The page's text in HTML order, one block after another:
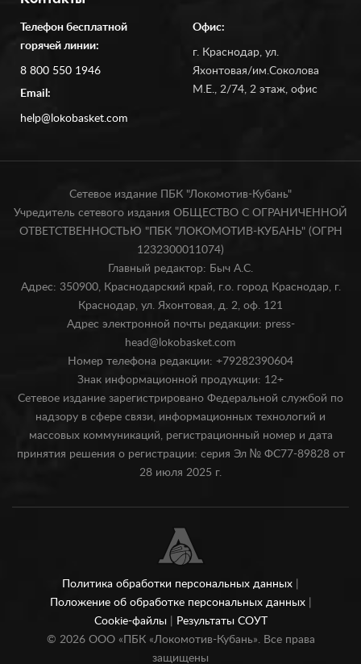
Телефон бесплатной
горячей линии:
8 800 550 1946
Email:
help@lokobasket.com
Офис:
г. Краснодар, ул.
Яхонтовая/им.Соколова
М.Е., 2/74, 2 этаж, офис
Сетевое издание ПБК "Локомотив-Кубань"
Учредитель сетевого издания ОБЩЕСТВО С ОГРАНИЧЕННОЙ
ОТВЕТСТВЕННОСТЬЮ "ПБК "ЛОКОМОТИВ-КУБАНЬ" (ОГРН
1232300011074)
Главный редактор: Быч А.С.
Адрес: 350900, Краснодарский край, г.о. город Краснодар, г.
Краснодар, ул. Яхонтовая, д. 2, оф. 121
Адрес электронной почты редакции: press-
head@lokobasket.com
Номер телефона редакции: +79282390604
Знак информационной продукции: 12+
Сетевое издание зарегистрировано Федеральной службой по
надзору в сфере связи, информационных технологий и
массовых коммуникаций, регистрационный номер и дата
принятия решения о регистрации: серия Эл № ФС77-89828 от
28 июля 2025 г.
Политика обработки персональных данных
Положение об обработке персональных данных
Cookie-файлы
Результаты СОУТ
© 2026ООО «ПБК «Локомотив-Кубань». Все права
защищены